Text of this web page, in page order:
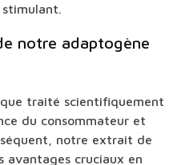
notre adaptogène
traité scientifiquement
du consommateur et
notre extrait de
avantages cruciaux en